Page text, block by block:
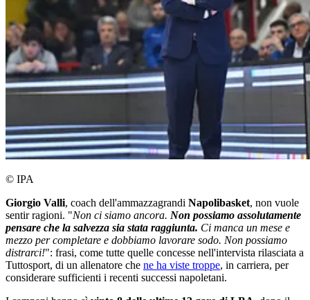
© IPA
Giorgio Valli, coach dell'ammazzagrandi Napolibasket, non vuole
sentir ragioni. "Non ci siamo ancora. Non possiamo assolutamente
pensare che la salvezza sia stata raggiunta. Ci manca un mese e
mezzo per completare e dobbiamo lavorare sodo. Non possiamo
distrarci!": frasi, come tutte quelle concesse nell'intervista rilasciata a
Tuttosport, di un allenatore che ne ha viste troppe, in carriera, per
considerare sufficienti i recenti successi napoletani.